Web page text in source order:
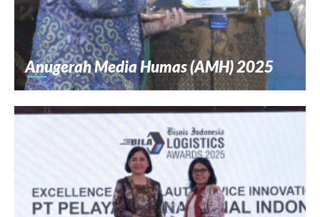
Anugerah Media Humas (AMH) 2025